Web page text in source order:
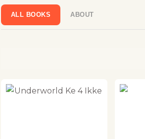
ALL BOOKS ABOUT